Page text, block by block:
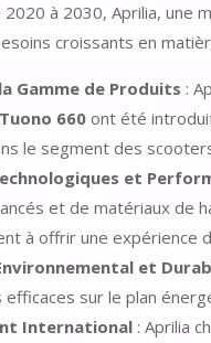
2020 à 2030, Aprilia,
croissants en
Gamme de Produits :
Tuono 660 ont été
le segment des
et
et de matériaux de
à offrir une expérience
et
sur le plan
International : Aprilia